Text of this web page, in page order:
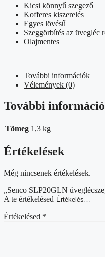
Kicsi könnyű szegező
Kofferes kiszerelés
Egyes lövésű
Szeggörbítés az üvegléc
Olajmentes
További információk
Vélemények (0)
További
Tömeg 1,3 kg
Értékelések
Még nincsenek értékelések.
„Senco SLP20GLN
A te értékelésed
Értékelésed *